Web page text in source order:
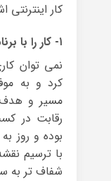
کار
۱- کار را با برنامه ریزی دقیق شروع کنید:
نمی توان
کرد و به
مسیر و
رقابت در
بوده و روز
با ترسیم
شفاف تر به